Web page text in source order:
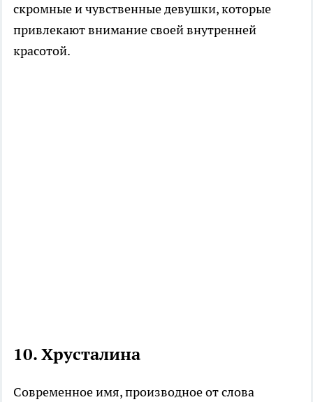
скромные и чувственные девушки, которые
привлекают внимание своей внутренней
красотой.
10.Хрусталина
Современное имя, производное от слова